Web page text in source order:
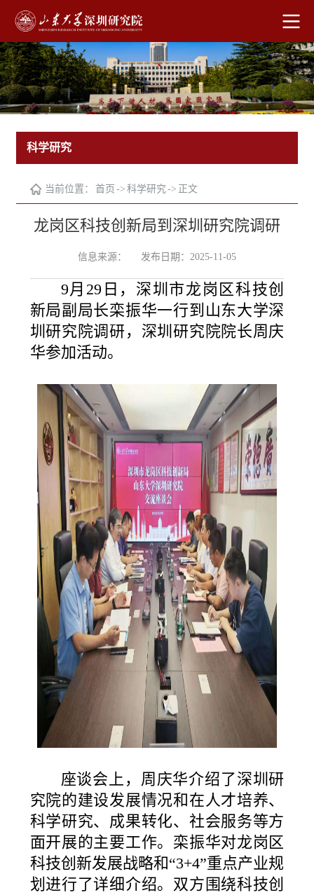
科学研究
当前位置： 首页 -> 科学研究 -> 正文
龙岗区科技创新局到深圳研究院调研
信息来源： 发布日期：2025-11-05
9月29日，深圳市龙岗区科技创
新局副局长栾振华一行到山东大学深
圳研究院调研，深圳研究院院长周庆
华参加活动。
座谈会上，周庆华介绍了深圳研
究院的建设发展情况和在人才培养、
科学研究、成果转化、社会服务等方
面开展的主要工作。栾振华对龙岗区
科技创新发展战略和“3+4”重点产业规
划进行了详细介绍。双方围绕科技创